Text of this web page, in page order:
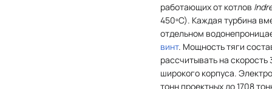
работающих от котлов
450ºC). Каждая турбина
отдельном
винт. Мощность тяги
рассчитывать на
широкого корпуса.
тонн проектных до 1708